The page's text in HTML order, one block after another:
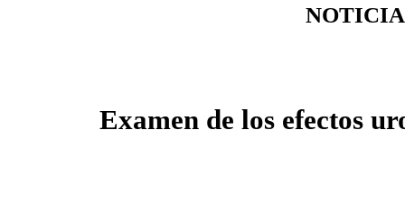
Examen de los efectos